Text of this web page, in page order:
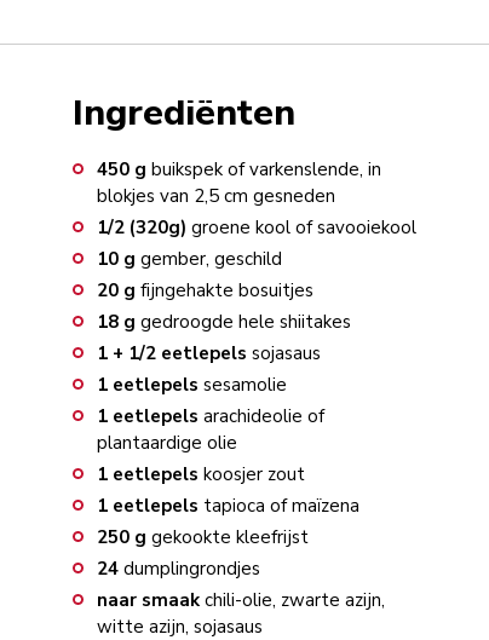
Ingrediënten
450 g buikspek of varkenslende, in
blokjes van 2,5 cm gesneden
1/2 (320g) groene kool of savooiekool
10 g gember, geschild
20 g fijngehakte bosuitjes
18 g gedroogde hele shiitakes
1 + 1/2 eetlepels sojasaus
1 eetlepels sesamolie
1 eetlepels arachideolie of
plantaardige olie
1 eetlepels koosjer zout
1 eetlepels tapioca of maïzena
250 g gekookte kleefrijst
24 dumplingrondjes
naar smaak chili-olie, zwarte azijn,
witte azijn, sojasaus